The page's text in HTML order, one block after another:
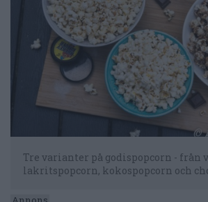
Tre varianter på godispopcorn - från
lakritspopcorn, kokospopcorn och